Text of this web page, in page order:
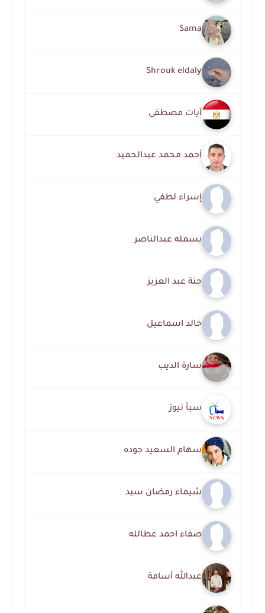
Sama
Shrouk eldaly
آيات مصطفى
أحمد محمد عبدالحميد
إسراء لطفي
بسمله عبدالناصر
جنة عبد العزيز
خالد اسماعيل
سارة الديب
سبأ نيوز
سهام السعيد جوده
شيماء رمضان سيد
صفاء احمد عطالله
عبدالله أسامة